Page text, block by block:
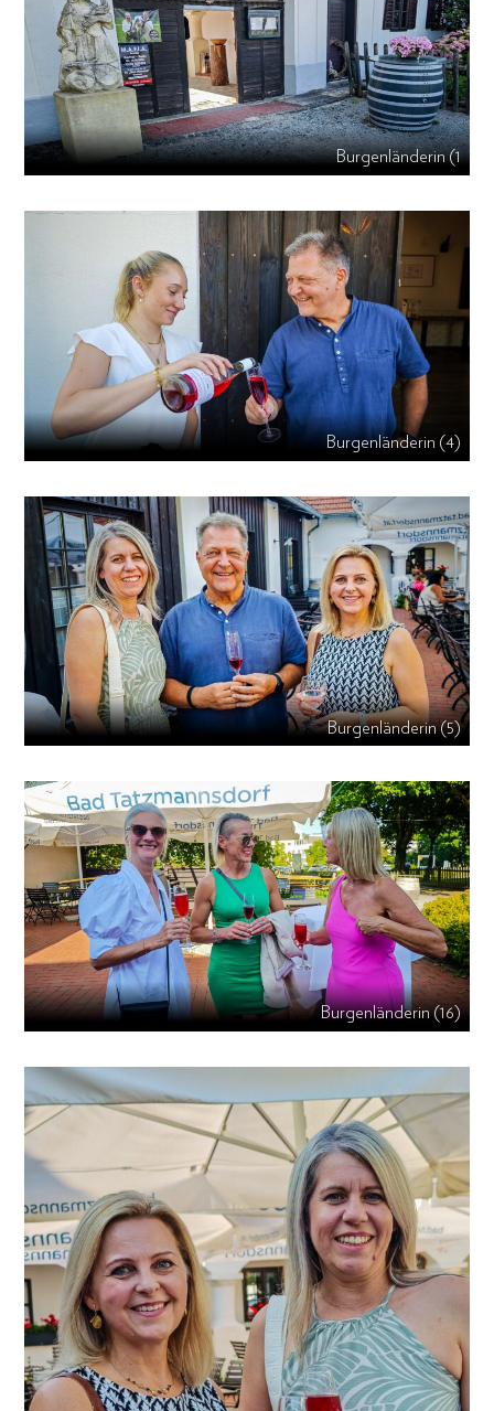
Burgenländerin (1
Burgenländerin (4)
Burgenländerin (5)
Burgenländerin (16)